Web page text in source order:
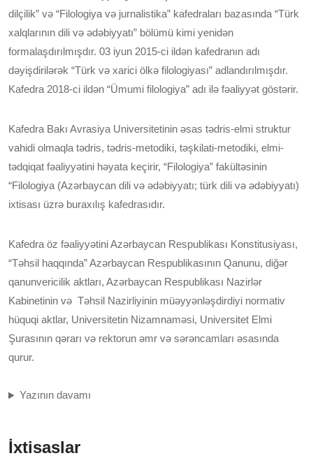
dilçilik” və “Filologiya və jurnalistika” kafedraları bazasında “Türk
xalqlarının dili və ədəbiyyatı” bölümü kimi yenidən
formalaşdırılmışdır. 03 iyun 2015-ci ildən kafedranın adı
dəyişdirilərək “Türk və xarici ölkə filologiyası” adlandırılmışdır.
Kafedra 2018-ci ildən “Ümumi filologiya” adı ilə fəaliyyət göstərir.
Kafedra Bakı Avrasiya Universitetinin əsas tədris-elmi struktur
vahidi olmaqla tədris, tədris-metodiki, təşkilati-metodiki, elmi-
tədqiqat fəaliyyətini həyata keçirir, “Filologiya” fakültəsinin
“Filologiya (Azərbaycan dili və ədəbiyyatı; türk dili və ədəbiyyatı)
ixtisası üzrə buraxılış kafedrasıdır.
Kafedra öz fəaliyyətini Azərbaycan Respublikası Konstitusiyası,
“Təhsil haqqında” Azərbaycan Respublikasının Qanunu, diğər
qanunvericilik aktları, Azərbaycan Respublikası Nazirlər
Kabinetinin və Təhsil Nazirliyinin müəyyənləşdirdiyi normativ
hüquqi aktlar, Universitetin Nizamnaməsi, Universitet Elmi
Şurasının qərarı və rektorun əmr və sərəncamları əsasında
qurur.
Yazının davamı
İxtisaslar